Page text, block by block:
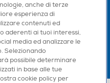
anche di terze
esperienza di
contenuti ed
aderenti ai tuoi interessi,
media ed analizzare le
Selezionando
possibile determinare
in base alle tue
cookie policy per